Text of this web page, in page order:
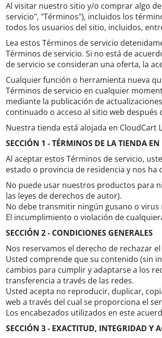
Al visitar nuestro sitio y/o comprar algo
servicio", "Términos"), incluidos los
todos los usuarios del sitio, incluidos,
Lea estos Términos de servicio
Términos de servicio. Si no está de
de servicio se consideran una oferta, la
Cualquier función o herramienta nueva
Términos de servicio en cualquier
mediante la publicación de
continuado o acceso al sitio web
Nuestra tienda está alojada en CloudCart
SECCIÓN 1 - TÉRMINOS DE LA TIENDA
Al aceptar estos Términos de servicio,
estado o provincia de residencia y nos
No puede usar nuestros productos para
las leyes de derechos de autor).
No debe transmitir ningún gusano o
El incumplimiento o violación de
SECCIÓN 2 - CONDICIONES GENERALES
Nos reservamos el derecho de rechazar
Usted comprende que su contenido (sin
cambios para cumplir y adaptarse a los
transferencia a través de las redes.
Usted acepta no reproducir, duplicar,
web a través del cual se proporciona el
Los encabezados utilizados en este
SECCIÓN 3 - EXACTITUD, INTEGRIDAD Y